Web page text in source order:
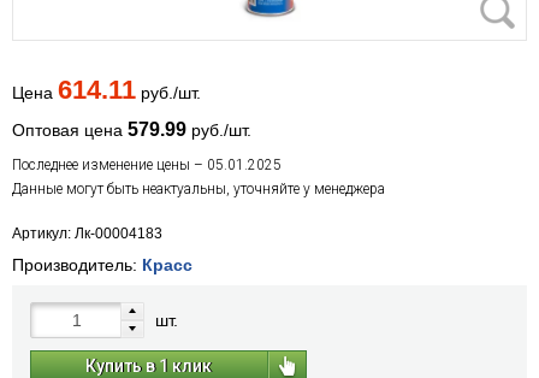
Цена 614.11 руб./шт.
Оптовая цена 579.99 руб./шт.
Последнее изменение цены – 05.01.2025
Данные могут быть неактуальны, уточняйте у менеджера
Артикул: Лк-00004183
Производитель: Красс
шт.
Купить в 1 клик